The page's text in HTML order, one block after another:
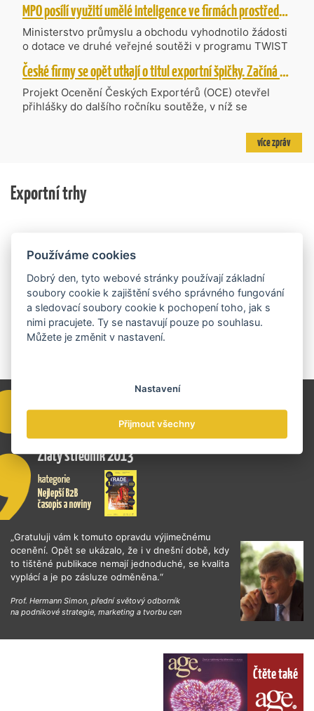
CzechBusiness, která propojuje dosavadní
kompetence agentur CzechTrade a CzechInvest.
Firmám nabídne jednoho partnera pro rozvoj od
inovací až po zahraniční expanzi.
MPO posílí využití umělé inteligence ve firmách prostřednictvím 40 projektů z programu TWIST
Ministerstvo průmyslu a obchodu vyhodnotilo žádosti
o dotace ve druhé veřejné soutěži v programu TWIST
– Transfer, Výzkum, Vývoj a Inovace pro Strategické
Technologie, do které bylo podáno 318 návrhů
projektů požadujících dotaci o celkovém objemu 4,27
mld. Kč. Částkou 630 mil. Kč bude podpořeno čtyřicet
nejlépe hodnocených projektů zaměřených na
výzkum v oblasti umělé inteligence a její aplikace do
podnikových procesů a do vývoje nových produktů na
na přípravě rozpočtu na rok 2027.
České firmy se opět utkají o titul exportní špičky. Začíná další ročník Ocenění Českých Exportérů
Projekt Ocenění Českých Exportérů (OCE) otevřel
přihlášky do dalšího ročníku soutěže, v níž se
Projekt dlouhodobě vyzdvihuje, podporuje a oceňuje
podniky, které úspěšně prosazují své produkty a
ekonomické výsledky, ale také silný podnikatelský
příběh.
více zpráv
Exportní trhy
„Gratuluji vám k tomuto opravdu výjimečnému
ocenění. Opět se ukázalo, že i v dnešní době, kdy
to tištěné publikace nemají jednoduché, se kvalita
vyplácí a je po zásluze odměněna.“
Prof. Hermann Simon, přední světový odborník
na podnikové strategie, marketing a tvorbu cen
Čtěte také
Používáme cookies
Dobrý den, tyto webové stránky používají základní
soubory cookie k zajištění svého správného fungování
a sledovací soubory cookie k pochopení toho, jak s
nimi pracujete. Ty se nastavují pouze po souhlasu.
Můžete je změnit v nastavení.
Nastavení
Přijmout všechny